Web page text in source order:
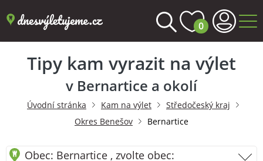
0
Tipy kam vyrazit na výlet
v Bernartice a okolí
Úvodní stránka Kam na výlet
Středočeský kraj
Okres Benešov
Bernartice
Obec: Bernartice , zvolte obec: